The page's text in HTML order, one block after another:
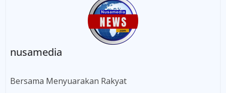
nusamedia
Bersama Menyuarakan Rakyat